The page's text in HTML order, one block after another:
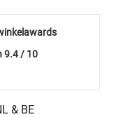
9.4 / 10
& BE